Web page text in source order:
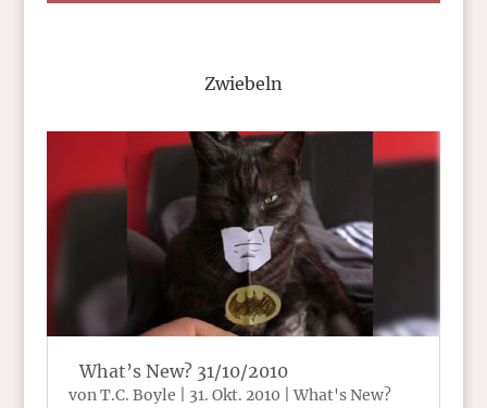
Zwiebeln
What’s New? 31/10/2010
vonT.C. Boyle 31. Okt. 2010 |What's New?